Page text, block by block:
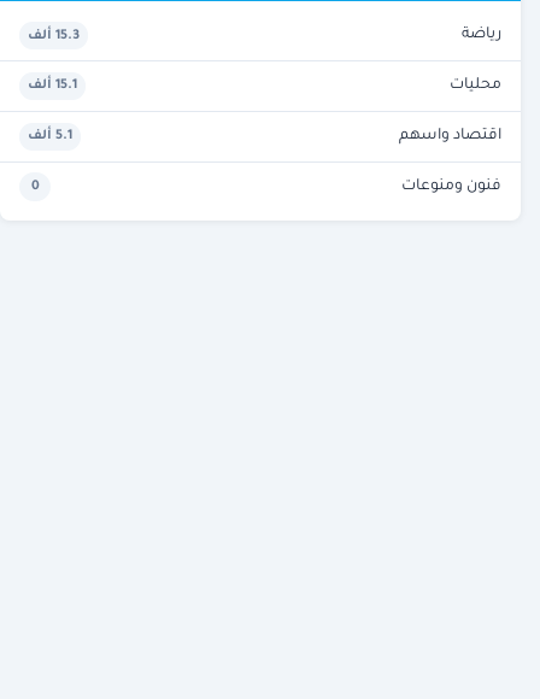
رياضة 15.3 ألف
محليات 15.1 ألف
اقتصاد واسهم 5.1 ألف
فنون ومنوعات 0